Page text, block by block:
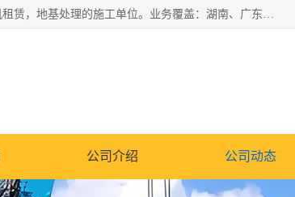
湖南业峻强夯基础工程有限公司是一家专业从事湖南强夯基础工程、强夯机租赁，地基处理的施工单位。业务覆盖：湖南、广东，江西等地。可承接1000KN.m-25000KN.m强夯（置换）工程。公司创始人是国内较早期从事强夯施工的建设者，经过多年的一步一个脚印的发展，在行业内具有较高的度和良好的口碑。
公司介绍 公司动态